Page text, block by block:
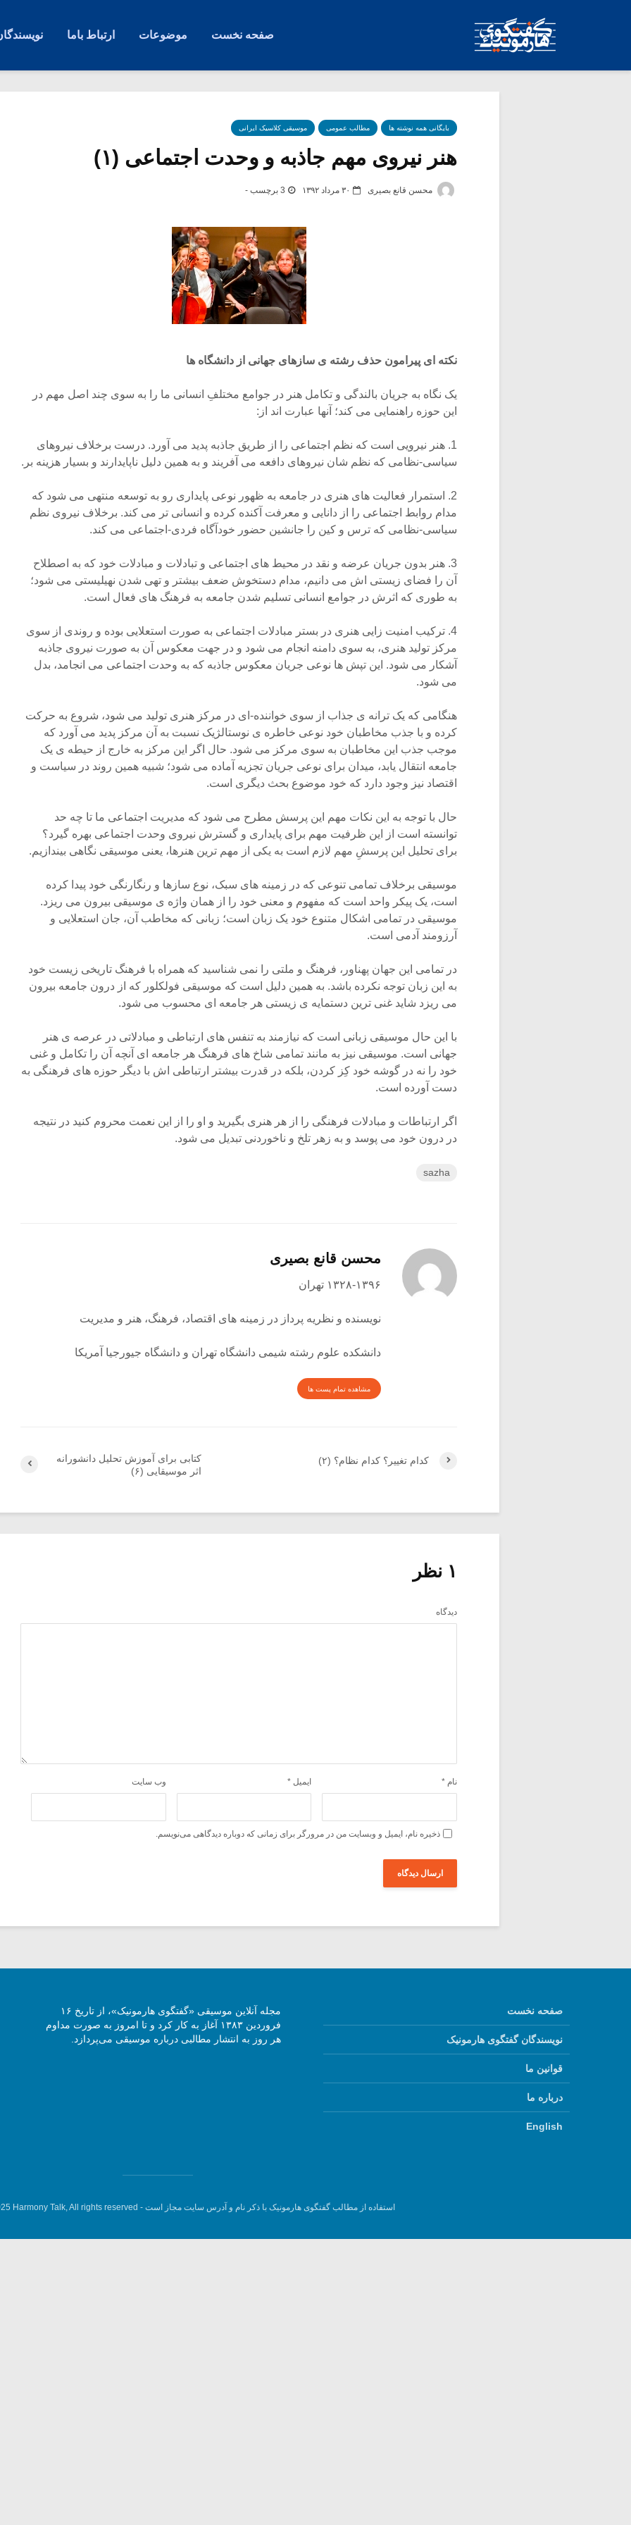
صفحه نخست موضوعات ارتباط باما
بایگانی همه نوشته ها مطالب عمومی موسیقی کلاسیک ایرانی
هنر نیروی مهم جاذبه و وحدت اجتماعی (۱)
محسن قانع بصیری ۳۰ مرداد ۱۳۹۲ 3 برچسب -
نکته ای پیرامون حذف رشته ی سازهای جهانی از دانشگاه ها
یک نگاه به جریان بالندگی و تکامل هنر در جوامع مختلفِ انسانی ما را به سوی چند اصل مهم در
این حوزه راهنمایی می کند؛ آنها عبارت اند از:
1. هنر نیرویی است که نظم اجتماعی را از طریق جاذبه پدید می آورد. درست برخلاف نیروهای
سیاسی-نظامی که نظم شان نیروهای دافعه می آفریند و به همین دلیل ناپایدارند و بسیار هزینه بر.
2. استمرار فعالیت های هنری در جامعه به ظهور نوعی پایداری رو به توسعه منتهی می شود که
مدام روابط اجتماعی را از دانایی و معرفت آکنده کرده و انسانی تر می کند. برخلاف نیروی نظم
سیاسی-نظامی که ترس و کین را جانشین حضور خودآگاه فردی-اجتماعی می کند.
3. هنر بدون جریان عرضه و نقد در محیط های اجتماعی و تبادلات و مبادلات خود که به اصطلاح
آن را فضای زیستی اش می دانیم، مدام دستخوش ضعف بیشتر و تهی شدن نهیلیستی می شود؛
به طوری که اثرش در جوامع انسانی تسلیم شدن جامعه به فرهنگ های فعال است.
4. ترکیب امنیت زایی هنری در بستر مبادلات اجتماعی به صورت استعلایی بوده و روندی از سوی
مرکز تولید هنری، به سوی دامنه انجام می شود و در جهت معکوس آن به صورت نیروی جاذبه
آشکار می شود. این تپش ها نوعی جریان معکوس جاذبه که به وحدت اجتماعی می انجامد، بدل
می شود.
هنگامی که یک ترانه ی جذاب از سوی خواننده-ای در مرکز هنری تولید می شود، شروع به حرکت
کرده و با جذب مخاطبان خود نوعی خاطره ی نوستالژیک نسبت به آن مرکز پدید می آورد که
موجب جذب این مخاطبان به سوی مرکز می شود. حال اگر این مرکز به خارج از حیطه ی یک
جامعه انتقال یابد، میدان برای نوعی جریان تجزیه آماده می شود؛ شبیه همین روند در سیاست و
اقتصاد نیز وجود دارد که خود موضوع بحث دیگری است.
حال با توجه به این نکات مهم این پرسش مطرح می شود که مدیریت اجتماعی ما تا چه حد
توانسته است از این ظرفیت مهم برای پایداری و گسترش نیروی وحدت اجتماعی بهره گیرد؟
برای تحلیل این پرسشِ مهم لازم است به یکی از مهم ترین هنرها، یعنی موسیقی نگاهی بیندازیم.
موسیقی برخلاف تمامی تنوعی که در زمینه های سبک، نوع سازها و رنگارنگی خود پیدا کرده
است، یک پیکر واحد است که مفهوم و معنی خود را از همان واژه ی موسیقی بیرون می ریزد.
موسیقی در تمامی اشکال متنوع خود یک زبان است؛ زبانی که مخاطب آن، جان استعلایی و
آرزومند آدمی است.
در تمامی این جهان پهناور، فرهنگ و ملتی را نمی شناسید که همراه با فرهنگ تاریخی زیست خود
به این زبان توجه نکرده باشد. به همین دلیل است که موسیقی فولکلور که از درون جامعه بیرون
می ریزد شاید غنی ترین دستمایه ی زیستی هر جامعه ای محسوب می شود.
با این حال موسیقی زبانی است که نیازمند به تنفس های ارتباطی و مبادلاتی در عرصه ی هنر
جهانی است. موسیقی نیز به مانند تمامی شاخ های فرهنگ هر جامعه ای آنچه آن را تکامل و غنی
خود را نه در گوشه خود کِز کردن، بلکه در قدرت بیشتر ارتباطی اش با دیگر حوزه های فرهنگی به
دست آورده است.
اگر ارتباطات و مبادلات فرهنگی را از هر هنری بگیرید و او را از این نعمت محروم کنید در نتیجه
در درون خود می پوسد و به زهر تلخ و ناخوردنی تبدیل می شود.
sazha
محسن قانع بصیری
۱۳۲۸-۱۳۹۶ تهران
نویسنده و نظریه پرداز در زمینه های اقتصاد، فرهنگ، هنر و مدیریت
دانشکده علوم رشته شیمی دانشگاه تهران و دانشگاه جیورجیا آمریکا
مشاهده تمام پست ها
کتابی برای آموزش تحلیل دانشورانه‌
اثر موسیقایی (۶)
کدام تغییر؟ کدام نظام؟ (۲)
۱ نظر
دیدگاه
نام * ایمیل * وب‌ سایت
ذخیره نام، ایمیل و وبسایت من در مرورگر برای زمانی که دوباره دیدگاهی می‌نویسم.
صفحه نخست
نویسندگان گفتگوی هارمونیک
قوانین ما
درباره ما
English
مجله آنلاین موسیقی «گفتگوی هارمونیک»، از تاریخ ۱۶
فروردین ۱۳۸۳ آغاز به کار کرد و تا امروز به صورت مداوم
هر روز به انتشار مطالبی درباره موسیقی می‌پردازد.
استفاده از مطالب گفتگوی هارمونیک با ذکر نام و آدرس سایت مجاز است - Harmony Talk, All rights reserved.